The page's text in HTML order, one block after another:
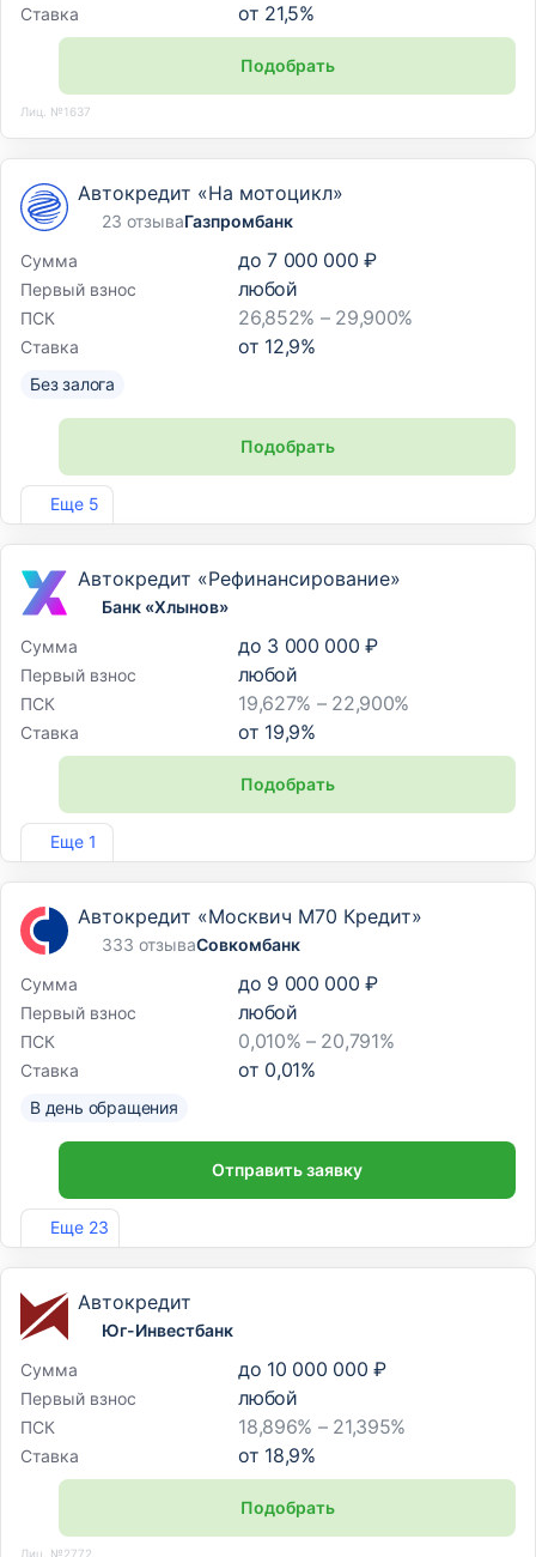
Ставка от 21,5%
Подобрать
Лиц. №1637
Еще 5
Автокредит «На мотоцикл»
23 отзываГазпромбанк
Сумма
до 7 000 000 ₽
Первый взнос любой
ПСК 26,852% – 29,900%
Ставка от 12,9%
Без залога
Подобрать
Лиц. №354
Еще 1
Автокредит «Рефинансирование»
Банк «Хлынов»
Сумма
до 3 000 000 ₽
Первый взнос любой
ПСК 19,627% – 22,900%
Ставка от 19,9%
Подобрать
Лиц. №254
Еще 23
Автокредит «Москвич М70 Кредит»
333 отзываСовкомбанк
Сумма
до 9 000 000 ₽
Первый взнос любой
ПСК 0,010% – 20,791%
Ставка от 0,01%
В день обращения
Отправить заявку
Лиц. №963
Автокредит
Юг-Инвестбанк
Сумма
до 10 000 000 ₽
Первый взнос любой
ПСК 18,896% – 21,395%
Ставка от 18,9%
Подобрать
Лиц. №2772